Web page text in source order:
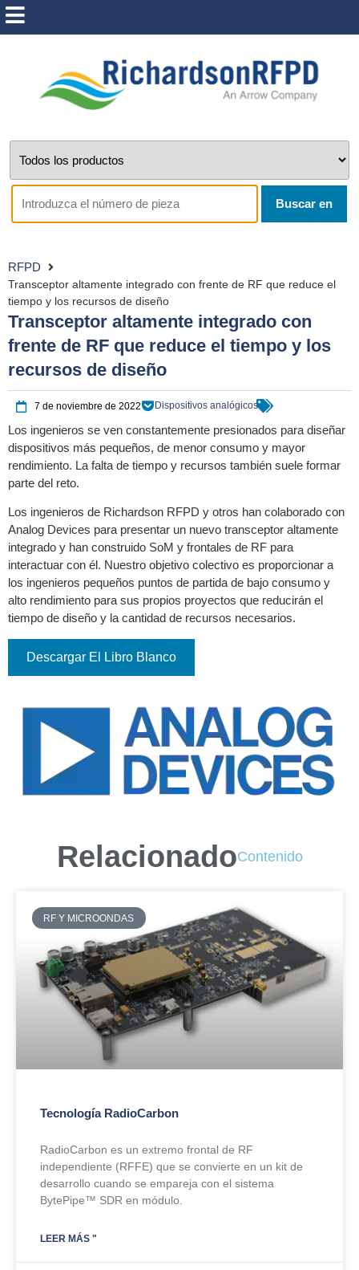
Buscar en
RFPD
Transceptor altamente integrado con frente de RF que reduce el
tiempo y los recursos de diseño
Transceptor altamente integrado con
frente de RF que reduce el tiempo y los
recursos de diseño
7 de noviembre de 2022 Dispositivos analógicos
Los ingenieros se ven constantemente presionados para diseñar
dispositivos más pequeños, de menor consumo y mayor
rendimiento. La falta de tiempo y recursos también suele formar
parte del reto.
Los ingenieros de Richardson RFPD y otros han colaborado con
Analog Devices para presentar un nuevo transceptor altamente
integrado y han construido SoM y frontales de RF para
interactuar con él. Nuestro objetivo colectivo es proporcionar a
los ingenieros pequeños puntos de partida de bajo consumo y
alto rendimiento para sus propios proyectos que reducirán el
tiempo de diseño y la cantidad de recursos necesarios.
Descargar El Libro Blanco
RelacionadoContenido
RF Y MICROONDAS
Tecnología RadioCarbon
RadioCarbon es un extremo frontal de RF
independiente (RFFE) que se convierte en un kit de
desarrollo cuando se empareja con el sistema
BytePipe™ SDR en módulo.
LEER MÁS "